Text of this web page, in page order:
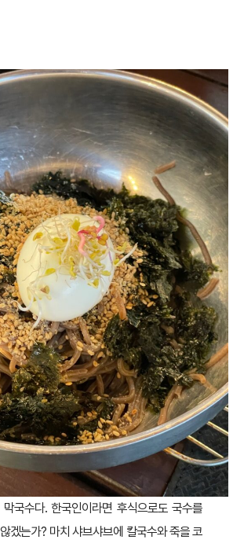
국수다. 한국인이라면 후식으로도 국수를
겠는가? 마치 샤브샤브에 칼국수와 죽을 코